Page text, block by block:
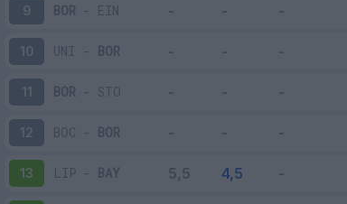
9 BOR - EIN
10 UNI - BOR
11 BOR - STO
12 BOC - BOR
13 LIP - BAY